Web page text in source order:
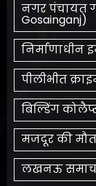
नगर पंचायत
Gosainganj)
निर्माणाधीन
पीलीभीत
बिल्डिंग
मजदूर की मौत
लखनऊ